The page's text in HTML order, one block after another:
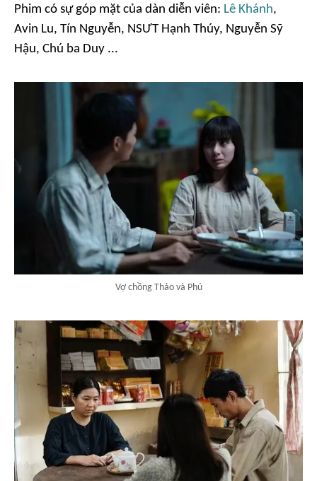
Phim có sự góp mặt của dàn diễn viên: Lê Khánh,
Avin Lu, Tín Nguyễn, NSƯT Hạnh Thúy, Nguyễn Sỹ
Hậu, Chú ba Duy ...
Vợ chồng Thảo và Phú